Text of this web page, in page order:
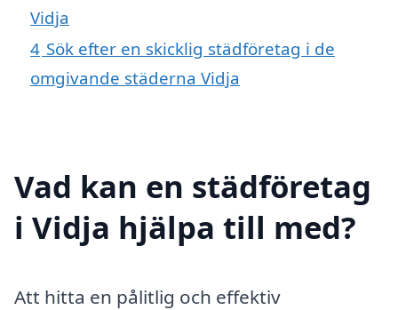
Vidja
4 Sök efter en skicklig städföretag i de
omgivande städerna Vidja
Vad kan en städföretag
i Vidja hjälpa till med?
Att hitta en pålitlig och effektiv